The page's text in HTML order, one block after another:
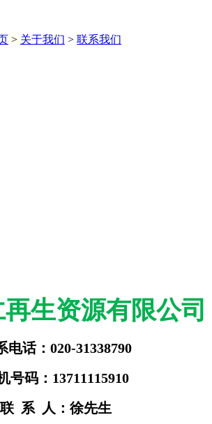
> 关于我们 > 联系我们
生资源有限公司
电话：020-31338790
号码：13711115910
联 系 人：徐先生